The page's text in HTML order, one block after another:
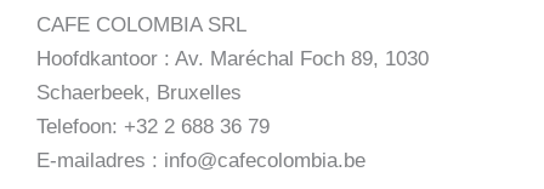
CAFE COLOMBIA SRL
Hoofdkantoor : Av. Maréchal Foch 89, 1030
Schaerbeek, Bruxelles
Telefoon: +32 2 688 36 79
E-mailadres : info@cafecolombia.be